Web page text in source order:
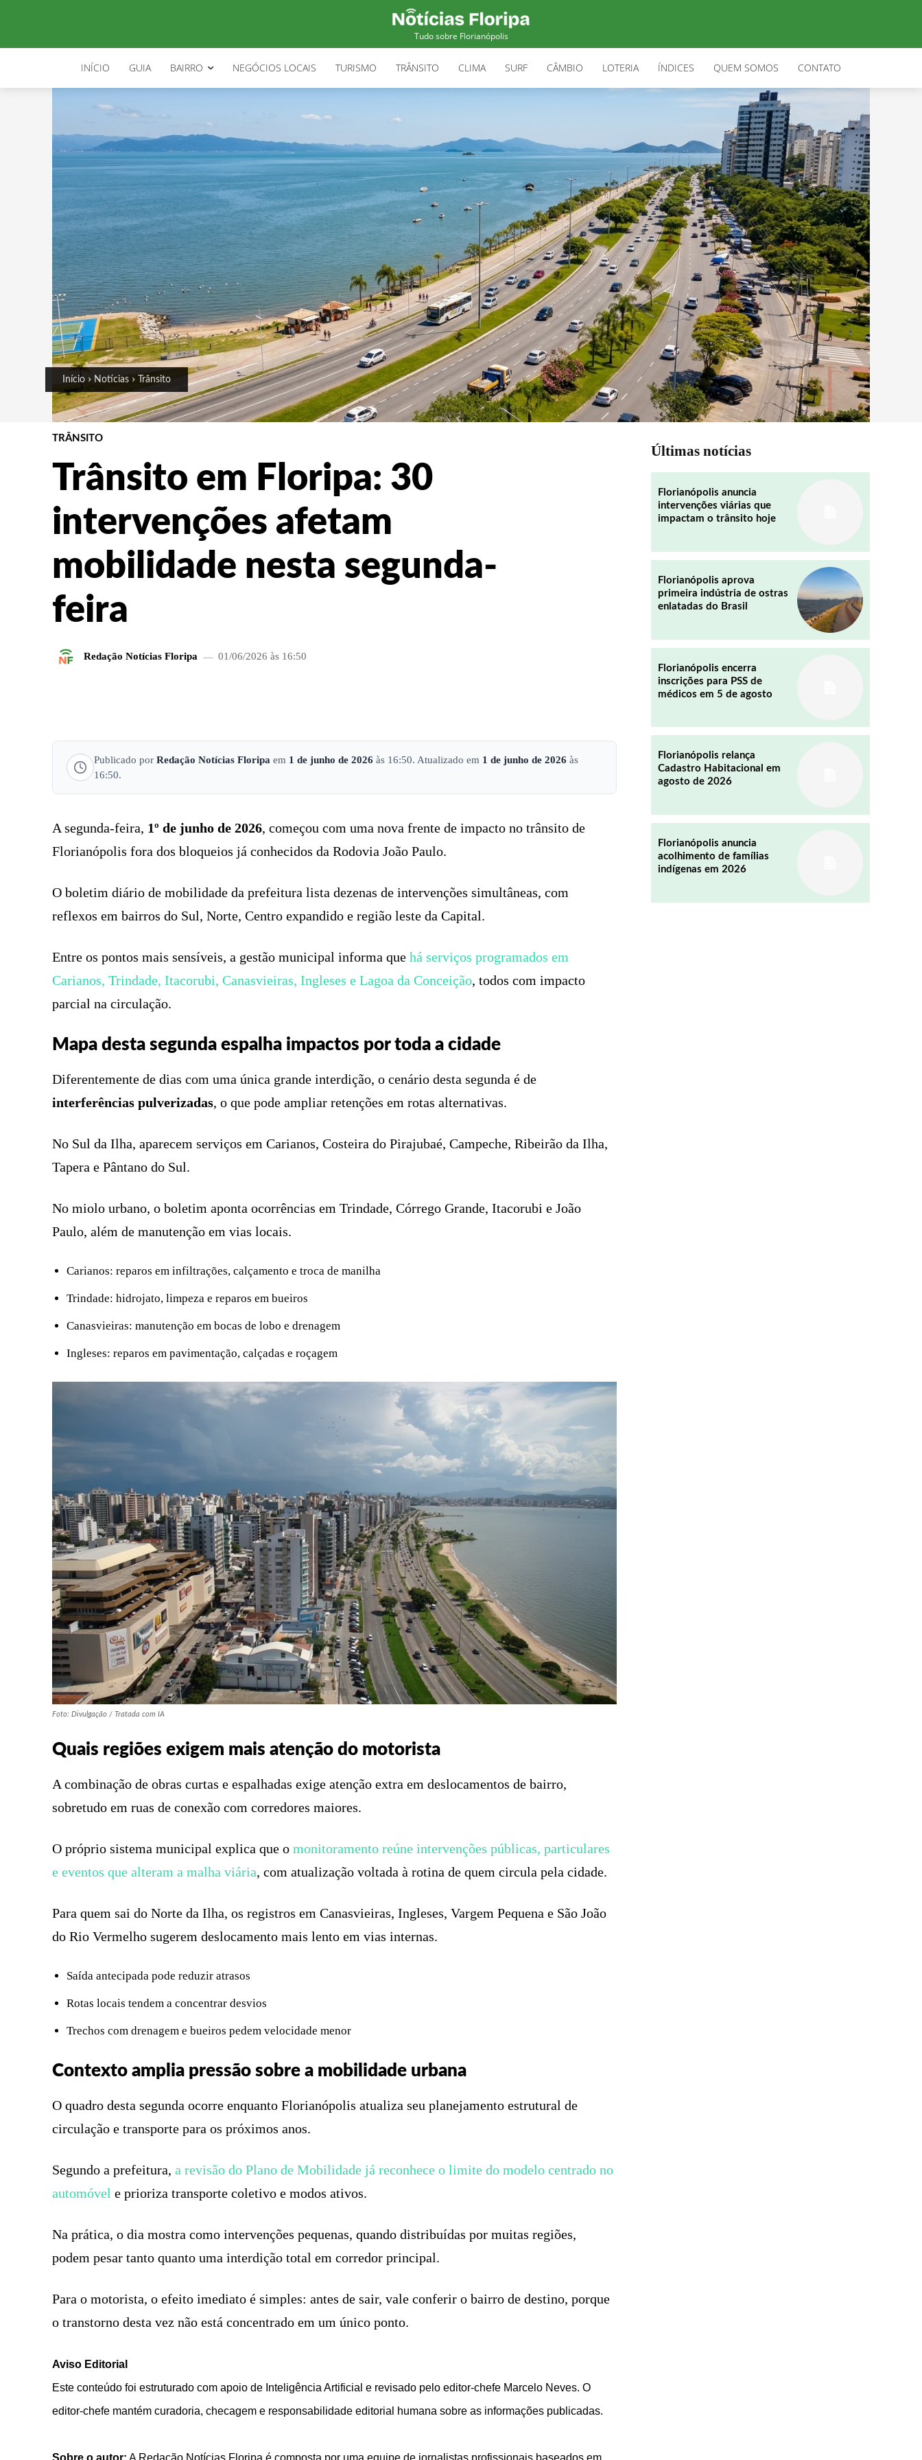
Tudo sobre Florianópolis
INÍCIO GUIA BAIRRO NEGÓCIOS LOCAIS TURISMO TRÂNSITO CLIMA SURF CÂMBIO LOTERIA ÍNDICES QUEM SOMOS CONTATO
Início Notícias Trânsito
TRÂNSITO
Trânsito em Floripa: 30
intervenções afetam
mobilidade nesta segunda-
feira
Redação Notícias Floripa 01/06/2026 às 16:50
EMAIL
Publicado por Redação Notícias Floripa em 1 de junho de 2026 às 16:50. Atualizado em 1 de junho de 2026 às
16:50.
A segunda-feira, 1º de junho de 2026, começou com uma nova frente de impacto no trânsito de
Florianópolis fora dos bloqueios já conhecidos da Rodovia João Paulo.
O boletim diário de mobilidade da prefeitura lista dezenas de intervenções simultâneas, com
reflexos em bairros do Sul, Norte, Centro expandido e região leste da Capital.
Entre os pontos mais sensíveis, a gestão municipal informa que há serviços programados em
Carianos, Trindade, Itacorubi, Canasvieiras, Ingleses e Lagoa da Conceição, todos com impacto
parcial na circulação.
Mapa desta segunda espalha impactos por toda a cidade
Diferentemente de dias com uma única grande interdição, o cenário desta segunda é de
interferências pulverizadas, o que pode ampliar retenções em rotas alternativas.
No Sul da Ilha, aparecem serviços em Carianos, Costeira do Pirajubaé, Campeche, Ribeirão da Ilha,
Tapera e Pântano do Sul.
No miolo urbano, o boletim aponta ocorrências em Trindade, Córrego Grande, Itacorubi e João
Paulo, além de manutenção em vias locais.
Carianos: reparos em infiltrações, calçamento e troca de manilha
Trindade: hidrojato, limpeza e reparos em bueiros
Canasvieiras: manutenção em bocas de lobo e drenagem
Ingleses: reparos em pavimentação, calçadas e roçagem
Foto: Divulgação / Tratada com IA
Quais regiões exigem mais atenção do motorista
A combinação de obras curtas e espalhadas exige atenção extra em deslocamentos de bairro,
sobretudo em ruas de conexão com corredores maiores.
O próprio sistema municipal explica que o monitoramento reúne intervenções públicas, particulares
e eventos que alteram a malha viária, com atualização voltada à rotina de quem circula pela cidade.
Para quem sai do Norte da Ilha, os registros em Canasvieiras, Ingleses, Vargem Pequena e São João
do Rio Vermelho sugerem deslocamento mais lento em vias internas.
Saída antecipada pode reduzir atrasos
Rotas locais tendem a concentrar desvios
Trechos com drenagem e bueiros pedem velocidade menor
Contexto amplia pressão sobre a mobilidade urbana
O quadro desta segunda ocorre enquanto Florianópolis atualiza seu planejamento estrutural de
circulação e transporte para os próximos anos.
Segundo a prefeitura, a revisão do Plano de Mobilidade já reconhece o limite do modelo centrado no
automóvel e prioriza transporte coletivo e modos ativos.
Na prática, o dia mostra como intervenções pequenas, quando distribuídas por muitas regiões,
podem pesar tanto quanto uma interdição total em corredor principal.
Para o motorista, o efeito imediato é simples: antes de sair, vale conferir o bairro de destino, porque
o transtorno desta vez não está concentrado em um único ponto.
Aviso Editorial
Este conteúdo foi estruturado com apoio de Inteligência Artificial e revisado pelo editor-chefe Marcelo Neves. O
editor-chefe mantém curadoria, checagem e responsabilidade editorial humana sobre as informações publicadas.
Sobre o autor: A Redação Notícias Floripa é composta por uma equipe de jornalistas profissionais baseados em
Últimas notícias
Florianópolis anuncia
intervenções viárias que
impactam o trânsito hoje
Florianópolis aprova
primeira indústria de ostras
enlatadas do Brasil
Florianópolis encerra
inscrições para PSS de
médicos em 5 de agosto
Florianópolis relança
Cadastro Habitacional em
agosto de 2026
Florianópolis anuncia
acolhimento de famílias
indígenas em 2026